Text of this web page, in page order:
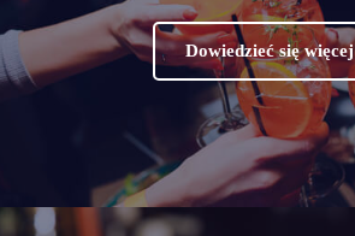
Dowiedzieć się więcej